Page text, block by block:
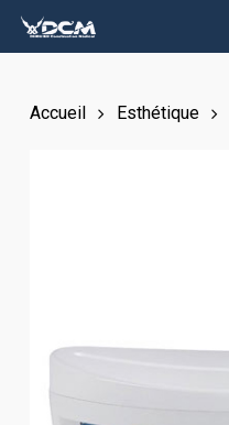
Skip
to
contentAccueil Esthétique